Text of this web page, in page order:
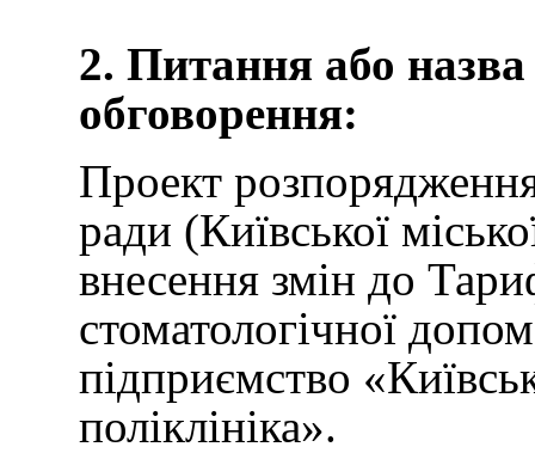
2. Питання або
обговорення:
Проект
ради (Київської
внесення змін до
стоматологічної
підприємство
поліклініка».